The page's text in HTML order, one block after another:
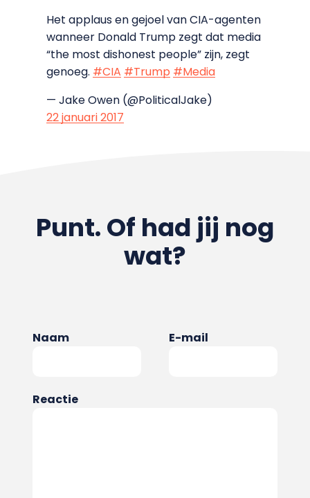
Het applaus en gejoel van CIA-agenten
wanneer Donald Trump zegt dat media
“the most dishonest people” zijn, zegt
genoeg. #CIA #Trump #Media
— Jake Owen (@PoliticalJake)
22 januari 2017
Punt. Of had jij nog
wat?
Naam E-mail
Reactie